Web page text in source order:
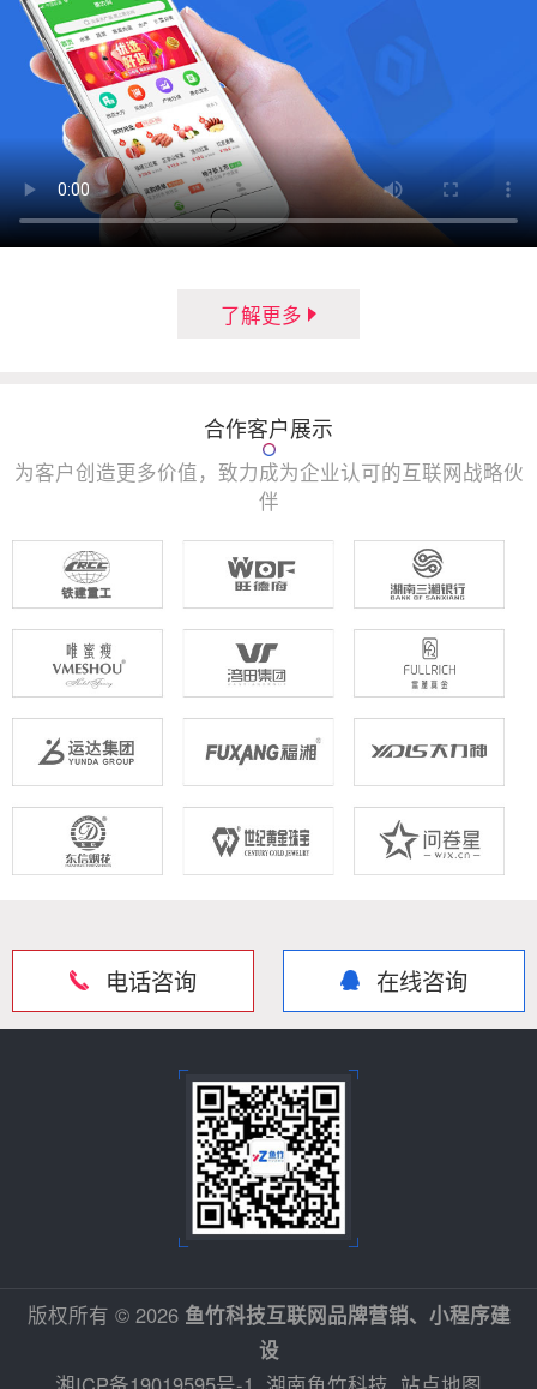
了解更多
合作客户展示
为客户创造更多价值，致力成为企业认可的互联网战略伙
伴
电话咨询 在线咨询
版权所有 © 2026 鱼竹科技互联网品牌营销、小程序建
设